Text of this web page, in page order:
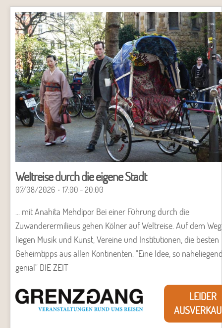
Weltreise durch die eigene Stadt
07/08/2026 17:00 - 20:00
... mit Anahita Mehdipor Bei einer Führung durch die
Zuwanderermilieus gehen Kölner auf Weltreise. Auf dem Weg
liegen Musik und Kunst, Vereine und Institutionen, die besten
Geheimtipps aus allen Kontinenten. "Eine Idee, so
genial" DIE ZEIT
LEIDER